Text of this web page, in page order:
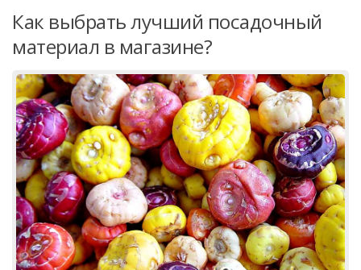
Как выбрать лучший посадочный
материал в магазине?